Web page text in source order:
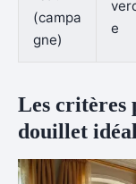
(campa
gne)
e
Les critères
douillet idéal